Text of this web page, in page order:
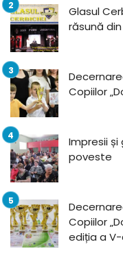
Glasul
răsună
Copiilor
Impresii
poveste
Copiilor
ediția a